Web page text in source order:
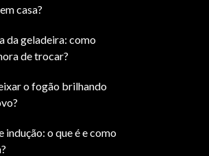
casa?
da geladeira: como
de trocar?
o fogão brilhando
indução: o que é e como